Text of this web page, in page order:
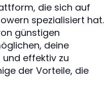
die sich auf
spezialisiert hat.
günstigen
deine
effektiv zu
der Vorteile, die